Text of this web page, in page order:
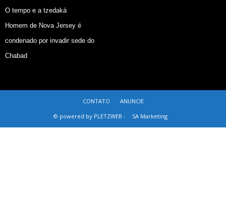
O tempo e a tzedaká
Homem de Nova Jersey é
condenado por invadir sede do
Chabad
CONTATO
ANUNCIE
© powered by PLETZWEB -
SA Marketing